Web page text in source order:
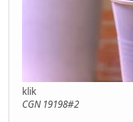
klik
CGN 19198#2